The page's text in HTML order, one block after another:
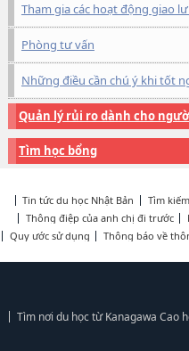
Tham gia các hoạt động giao
Phòng tư vấn
Những điều cần chú ý khi tốt
Quản lý rủi ro dành cho
Tìm học bổng
Tin tức du học Nhật Bản Tìm
Thông điệp của anh chị đi trước
Quy ước sử dụng
Thông báo về
Tìm nơi du học từ Kanagawa Cao